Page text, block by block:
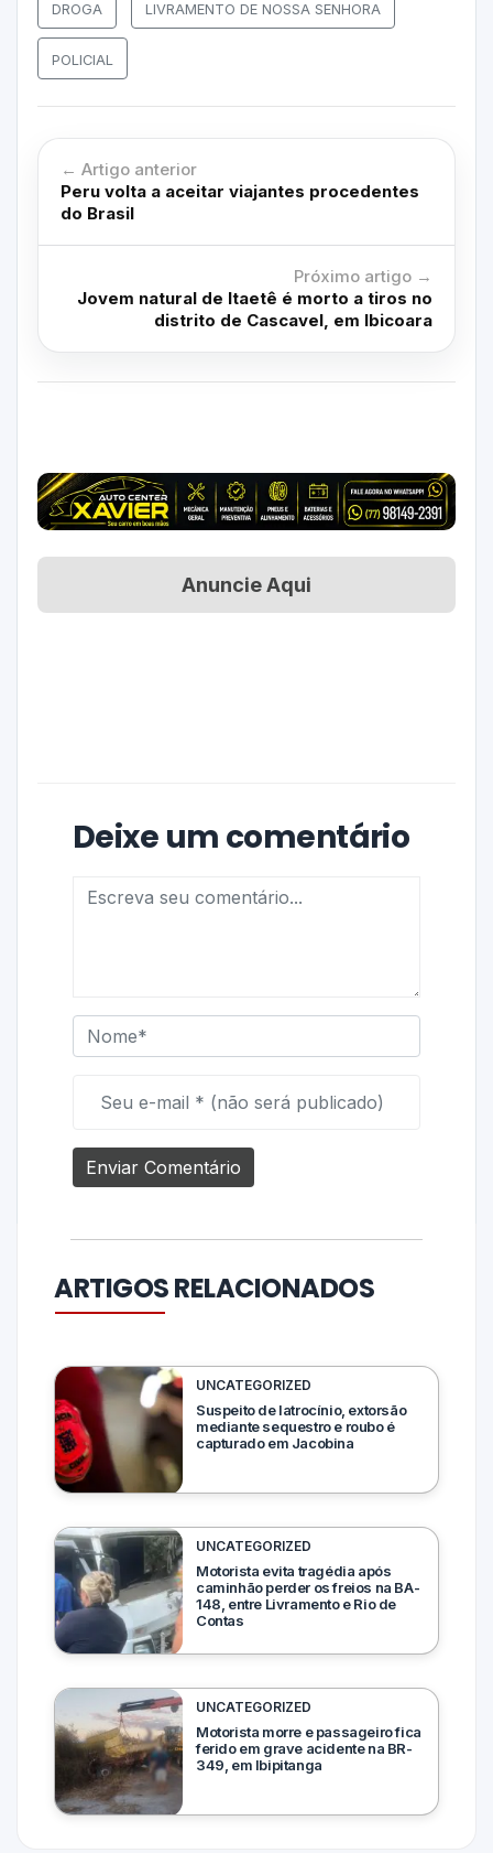
DROGA LIVRAMENTO DE NOSSA SENHORA
POLICIAL
← Artigo anterior
Peru volta a aceitar viajantes procedentes
do Brasil
Próximo artigo →
Jovem natural de Itaetê é morto a tiros no
distrito de Cascavel, em Ibicoara
Anuncie Aqui
Deixe um comentário
ARTIGOS RELACIONADOS
UNCATEGORIZED
Suspeito de latrocínio, extorsão
mediante sequestro e roubo é
capturado em Jacobina
UNCATEGORIZED
Motorista evita tragédia após
caminhão perder os freios na BA-
148, entre Livramento e Rio de
Contas
UNCATEGORIZED
Motorista morre e passageiro fica
ferido em grave acidente na BR-
349, em Ibipitanga